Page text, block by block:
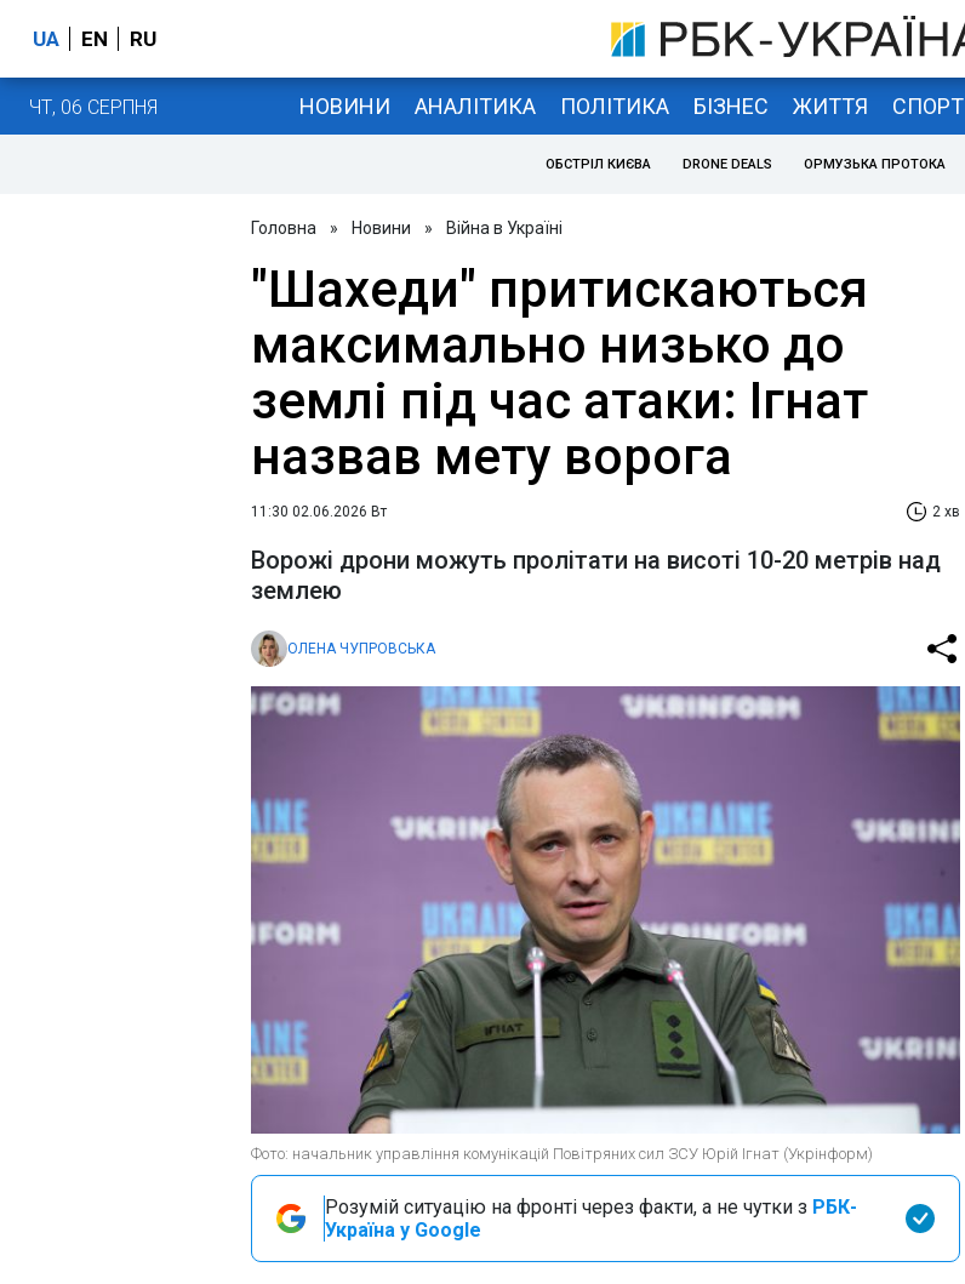
UA EN RU
ЧТ, 06 СЕРПНЯ НОВИНИ АНАЛІТИКА ПОЛІТИКА БІЗНЕС ЖИТТЯ СПОРТ
ОБСТРІЛ КИЄВА DRONE DEALS ОРМУЗЬКА ПРОТОКА
Головна » Новини » Війна в Україні
"Шахеди" притискаються
максимально низько до
землі під час атаки: Ігнат
назвав мету ворога
11:30 02.06.2026 Вт 2 хв
Ворожі дрони можуть пролітати на висоті 10-20 метрів над
землею
ОЛЕНА ЧУПРОВСЬКА
Фото: начальник управління комунікацій Повітряних сил ЗСУ Юрій Ігнат (Укрінформ)
Розумій ситуацію на фронті через факти, а не чутки з РБК-
Україна у Google